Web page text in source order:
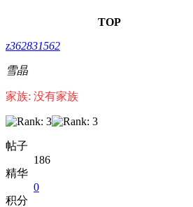
TOP
z362831562
雪晶
家族: 没有家族
帖子
186
精华
0
积分